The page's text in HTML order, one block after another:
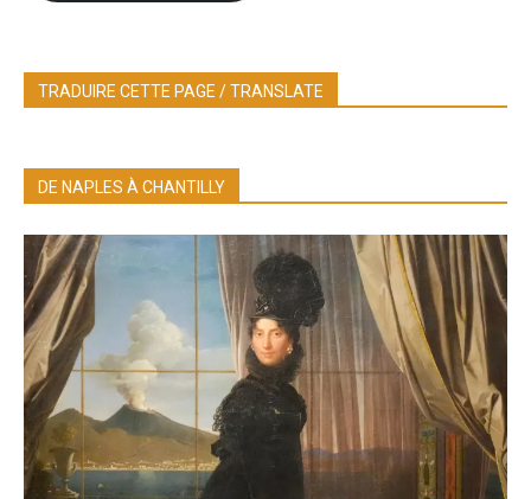
TRADUIRE CETTE PAGE / TRANSLATE
DE NAPLES À CHANTILLY